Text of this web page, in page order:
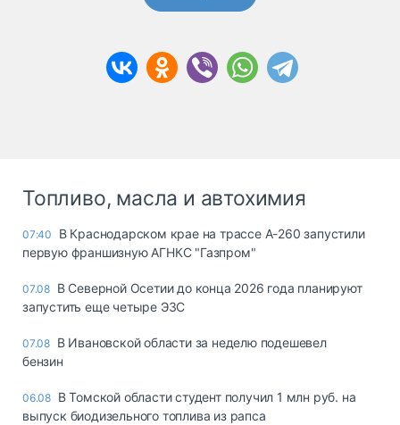
Топливо, масла и автохимия
07:40
В Краснодарском крае на трассе А-260 запустили
первую франшизную АГНКС "Газпром"
07.08 В Северной Осетии до конца 2026 года планируют
запустить еще четыре ЭЗС
07.08 В Ивановской области за неделю подешевел
бензин
06.08 В Томской области студент получил 1 млн руб. на
выпуск биодизельного топлива из рапса